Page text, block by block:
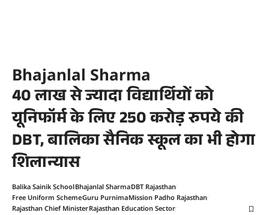
Bhajanlal Sharma
40 लाख से ज्यादा विद्यार्थियों को
यूनिफॉर्म के लिए 250 करोड़ रुपये की
DBT, बालिका सैनिक स्कूल का भी होगा
शिलान्यास
Balika Sainik SchoolBhajanlal SharmaDBT Rajasthan
Free Uniform SchemeGuru PurnimaMission Padho Rajasthan
Rajasthan Chief MinisterRajasthan Education Sector